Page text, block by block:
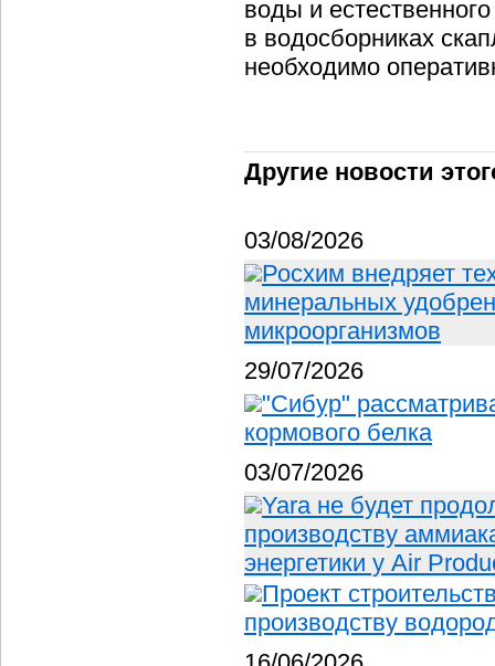
воды и
в водосборниках
необходимо
Другие новости
03/08/2026
Росхим внедряет
минеральных
микроорганизмов
29/07/2026
"Сибур"
кормового белка
03/07/2026
Yara не будет
производству
энергетики у Air
Проект
производству